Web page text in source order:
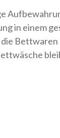
in einem